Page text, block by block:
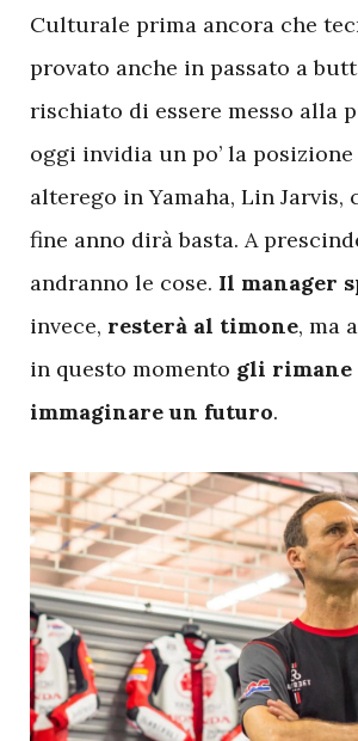
Culturale prima ancora che
provato anche in passato a
rischiato di essere messo alla
oggi invidia un po’ la
alterego in Yamaha, Lin Jarvis,
fine anno dirà basta. A
andranno le cose. Il manager
invece, resterà al timone, ma
in questo momento gli
immaginare un futuro.